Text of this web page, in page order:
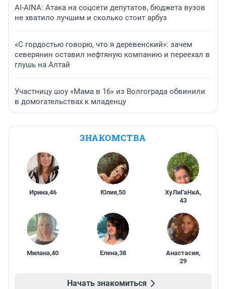
AI-AINA: Атака на соцсети депутатов, бюджета вузов
не хватило лучшим и сколько стоит арбуз
«С гордостью говорю, что я деревенский»: зачем
северянин оставил нефтяную компанию и переехал в
глушь на Алтай
Участницу шоу «Мама в 16» из Волгограда обвинили
в домогательствах к младенцу
ЗНАКОМСТВА
Ирина,46 Юлия,50 ХуЛиГаНкА,
43
Милана,40 Елена,38 Анастасия,
29
Начать знакомиться